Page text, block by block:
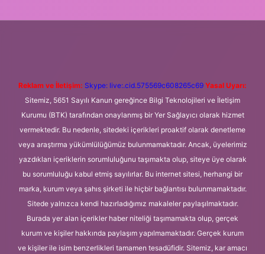
Reklam ve İletişim: Skype: live:.cid.575569c608265c69 Yasal Uyarı:
Sitemiz, 5651 Sayılı Kanun gereğince Bilgi Teknolojileri ve İletişim
Kurumu (BTK) tarafından onaylanmış bir Yer Sağlayıcı olarak hizmet
vermektedir. Bu nedenle, sitedeki içerikleri proaktif olarak denetleme
veya araştırma yükümlülüğümüz bulunmamaktadır. Ancak, üyelerimiz
yazdıkları içeriklerin sorumluluğunu taşımakta olup, siteye üye olarak
bu sorumluluğu kabul etmiş sayılırlar. Bu internet sitesi, herhangi bir
marka, kurum veya şahıs şirketi ile hiçbir bağlantısı bulunmamaktadır.
Sitede yalnızca kendi hazırladığımız makaleler paylaşılmaktadır.
Burada yer alan içerikler haber niteliği taşımamakta olup, gerçek
kurum ve kişiler hakkında paylaşım yapılmamaktadır. Gerçek kurum
ve kişiler ile isim benzerlikleri tamamen tesadüfidir. Sitemiz, kar amacı